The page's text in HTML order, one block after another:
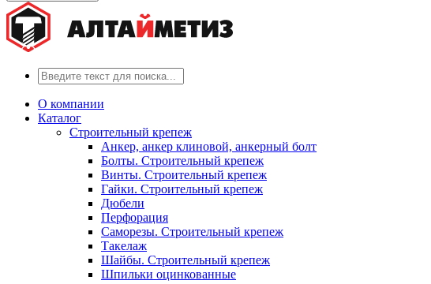
О компании
Каталог
Строительный крепеж
Анкер, анкер клиновой, анкерный болт
Болты. Строительный крепеж
Винты. Строительный крепеж
Гайки. Строительный крепеж
Дюбели
Перфорация
Саморезы. Строительный крепеж
Такелаж
Шайбы. Строительный крепеж
Шпильки оцинкованные